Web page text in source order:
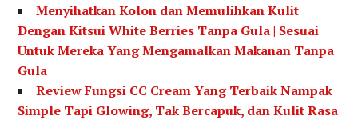
Menyihatkan Kolon dan Memulihkan Kulit
Dengan Kitsui White Berries Tanpa Gula | Sesuai
Untuk Mereka Yang Mengamalkan Makanan Tanpa
Gula
Review Fungsi CC Cream Yang Terbaik Nampak
Simple Tapi Glowing, Tak Bercapuk, dan Kulit Rasa